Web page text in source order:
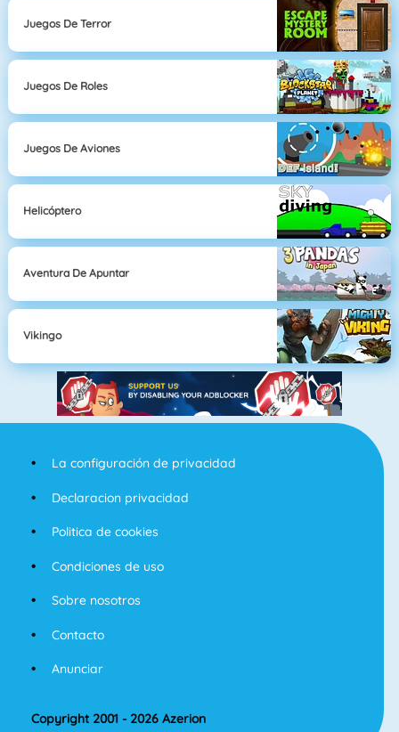
Juegos De Terror
Juegos De Roles
Juegos De Aviones
Helicóptero
Aventura De Apuntar
Vikingo
La configuración de privacidad
Declaracion privacidad
Politica de cookies
Condiciones de uso
Sobre nosotros
Contacto
Anunciar
Copyright 2001 - 2026 Azerion